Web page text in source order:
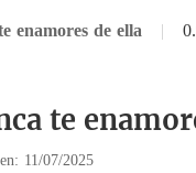
enamores de ella |
te
11/07/2025